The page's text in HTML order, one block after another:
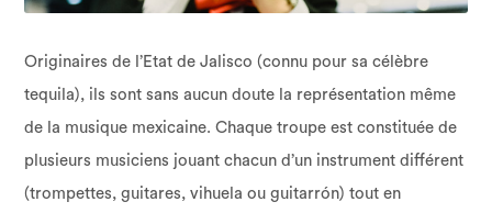
Originaires de l’Etat de Jalisco (connu pour sa célèbre
tequila), ils sont sans aucun doute la représentation même
de la musique mexicaine. Chaque troupe est constituée de
plusieurs musiciens jouant chacun d’un instrument différent
(trompettes, guitares, vihuela ou guitarrón) tout en